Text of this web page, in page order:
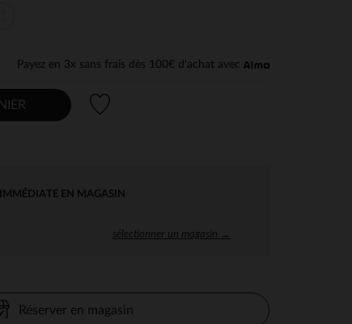
Payez en 3x sans frais dès 100€ d'achat avec
EN MAGASIN
sélectionner un magasin →
Réserver en magasin